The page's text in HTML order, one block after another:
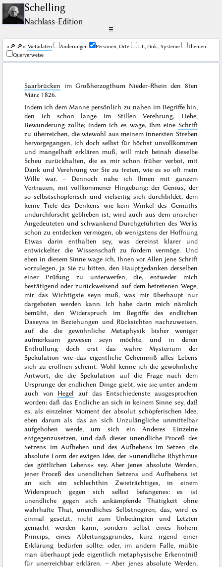
Schelling
Nachlass-Edition
☰
🔎︎ 🔎︎ Me­ta­da­ten Änderungen Personen, Orte Lit., Dok., Systeme
Themen
Querverweise
Saarbrücken im Großherzogthum Nieder-Rhein den 8ten
März 1826.
Indem ich dem Manne persönlich zu nahen im Begriffe bin,
den ich schon lange im Stillen Verehrung, Liebe,
Bewunderung zollte; indem ich es wage, Ihm eine Schrift
zu überreichen, die wiewohl aus meinem innersten Streben
hervorgegangen, ich doch selbst für höchst unvollkommen
und mangelhaft erklären muß, will mich beinah dieselbe
Scheu zurückhalten, die es mir schon früher verbot, mit
Dank und Verehrung vor Sie zu treten, wie es so oft mein
Wille war. – Dennoch nahe ich Ihnen mit ganzem
Vertrauen, mit vollkommener Hingebung: der Genius, der
so selbstschöpferisch und vielseitig sich durchbildet, dem
keine Tiefe des Denkens wie kein Winkel des Gemüths
undurchforscht geblieben ist, wird auch aus dem unsicher
Angedeuteten und schwankend Durchgeführten des Werks
schon zu entdecken vermögen, ob wenigstens der Hoffnung
Etwas darin enthalten sey, was dereinst klarer und
entwickelter die Wissenschaft zu fördern vermöge. Und
eben in diesem Sinne wage ich, Ihnen vor Allen jene Schrift
vorzulegen, ja Sie zu bitten, den Hauptgedanken derselben
einer Prüfung zu unterwerfen, die, entweder mich
bestätigend oder zurückweisend auf dem betretenen Wege,
mir das Wichtigste seyn muß, was mir überhaupt nur
dargeboten werden kann. Ich habe darin mich nämlich
bemüht, den Widerspruch im Begriffe des endlichen
Daseyns in Beziehungen und Rücksichten nachzuweisen,
auf die die gewöhnliche Metaphysik bisher weniger
aufmerksam gewesen seyn möchte, und in deren
Enthüllung doch erst das wahre Mysterium der
Spekulation wie das eigentliche Geheimniß alles Lebens
sich zu eröffnen scheint. Wohl kenne ich die gewöhnliche
Antwort, die die Spekulation auf die Frage nach dem
Ursprunge der endlichen Dinge giebt, wie sie unter andern
auch von Hegel auf das Entschiedenste ausgesprochen
worden: daß das Endliche an sich in keinem Sinne sey, daß
es, als einzelner Moment der absolut schöpferischen Idee,
eben darum als das an sich Unzulängliche unmittelbar
aufgehoben werde, um sich ein Anderes Einzelne
entgegenzusetzen, und daß dieser unendliche Proceß des
Setzens im Aufheben und des Aufhebens im Setzen die
absolute Form der ewigen Idee, der »unendliche Rhythmus
desgöttlichen Lebens« sey. Aber jenes absolute Werden,
jener Proceß des unendlichen Setzens und Aufhebens ist
an sich ein schlechthinZwieträchtiges, in einem
Widerspruch gegen sich selbst befangenes: es ist
unendliche gegen sich ankämpfende Thätigkeit ohne
wahrhafte That, unendliches Selbstnegiren, das, wird es
einmal gesetzt, nicht zum Unbedingten und Letzten
gemacht werden kann, sondern selbst eines höhern
Princips, eines Ableitungsgrundes, kurz irgend einer
Erklärung bedürfen sollte; oder, im andern Falle, müßte
man überhaupt jede eigentlich metaphysische Erkenntniß
für unerreichbar erklären. – Aber jenes absolute Werden,